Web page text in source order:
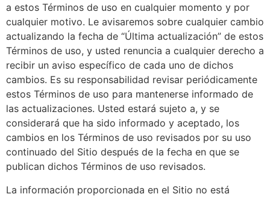
a estos Términos de uso en cualquier momento y por
cualquier motivo. Le avisaremos sobre cualquier cambio
actualizando la fecha de “Última actualización” de estos
Términos de uso, y usted renuncia a cualquier derecho a
recibir un aviso específico de cada uno de dichos
cambios. Es su responsabilidad revisar periódicamente
estos Términos de uso para mantenerse informado de
las actualizaciones. Usted estará sujeto a, y se
considerará que ha sido informado y aceptado, los
cambios en los Términos de uso revisados ​​por su uso
continuado del Sitio después de la fecha en que se
publican dichos Términos de uso revisados.
La información proporcionada en el Sitio no está